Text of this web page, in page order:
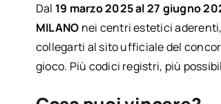
Dal 19 marzo 2025 al 27 giugno
MILANO nei centri estetici
collegarti al sito ufficiale del
gioco. Più codici registri, più